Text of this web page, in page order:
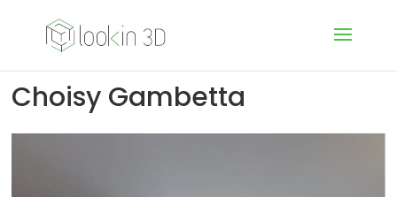
Choisy Gambetta